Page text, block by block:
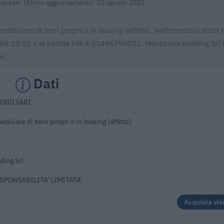
Ultimo aggiornamento: 10 agosto 2025.
di beni propri o in leasing (affitto). Nell'esercizio 2023
e la partita IVA è 01496790021. Monticone Holding Srl
Dati
di beni propri o in leasing (affitto)
Srl
LIMITATA
Acquista